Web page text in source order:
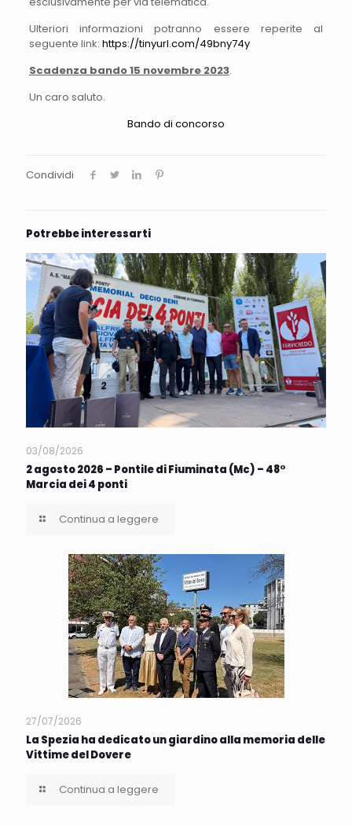
Ulteriori informazioni potranno essere reperite al
seguente link: https://tinyurl.com/49bny74y
Scadenza bando 15 novembre 2023.
Un caro saluto.
Bando di concorso
Condividi
Potrebbe interessarti
03/08/2026
2 agosto 2026 – Pontile di Fiuminata (Mc) – 48°
Marcia dei 4 ponti
Continua a leggere
27/07/2026
La Spezia ha dedicato un giardino alla memoria delle
Vittime del Dovere
Continua a leggere